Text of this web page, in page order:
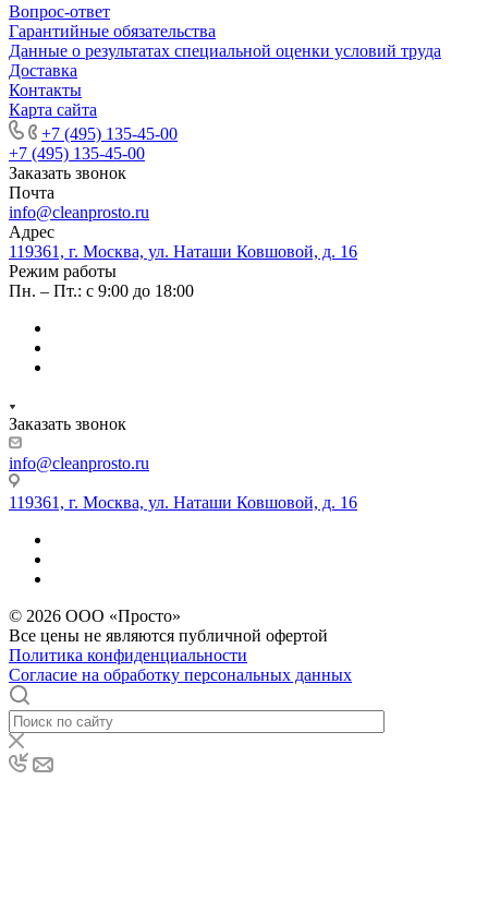
Вопрос-ответ
Гарантийные обязательства
Данные о результатах специальной оценки условий труда
Доставка
Контакты
Карта сайта
+7 (495) 135-45-00
+7 (495) 135-45-00
Заказать звонок
Почта
info@cleanprosto.ru
Адрес
119361, г. Москва, ул. Наташи Ковшовой, д. 16
Режим работы
Пн. – Пт.: с 9:00 до 18:00
Заказать звонок
info@cleanprosto.ru
119361, г. Москва, ул. Наташи Ковшовой, д. 16
© 2026 ООО «Просто»
Все цены не являются публичной офертой
Политика конфиденциальности
Согласие на обработку персональных данных